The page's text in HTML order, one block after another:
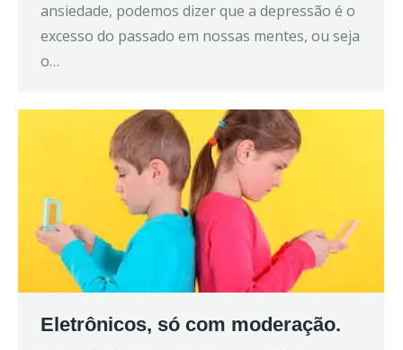
ansiedade, podemos dizer que a depressão é o
excesso do passado em nossas mentes, ou seja
o…
Eletrônicos, só com moderação.